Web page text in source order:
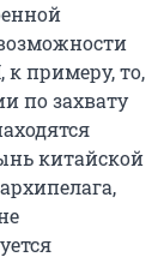
к примеру, то,
по захвату
китайской